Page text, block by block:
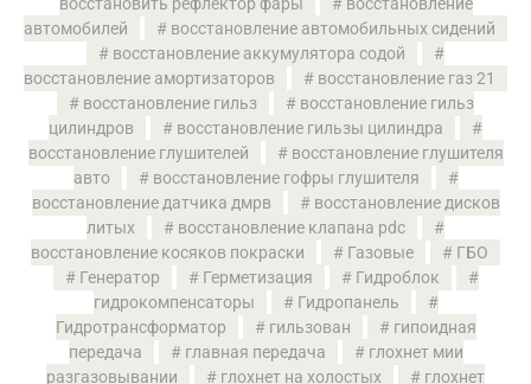
автомобилей
восстановление автомобильных сидений
восстановление аккумулятора содой
восстановление амортизаторов
восстановление газ 21
восстановление гильз
восстановление гильз
цилиндров
восстановление гильзы цилиндра
восстановление глушителей
восстановление глушителя
авто
восстановление гофры глушителя
восстановление датчика дмрв
восстановление дисков
литых
восстановление клапана pdс
восстановление косяков покраски
Газовые
ГБО
Генератор
Герметизация
Гидроблок
гидрокомпенсаторы
Гидропанель
Гидротрансформатор
гильзован
гипоидная
передача
главная передача
глохнет мии
разгазовывании
глохнет на холостых глохнет